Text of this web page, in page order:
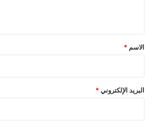
*
الاسم *
البريد الإلكتروني *